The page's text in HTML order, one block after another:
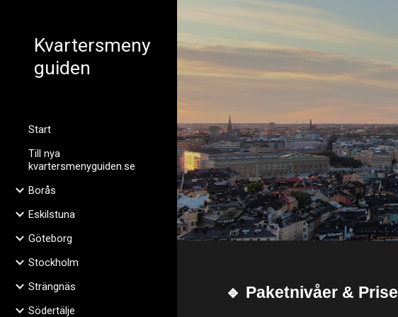
Skip to main content
Kvartersmeny
guiden
Start
Till nya
kvartersmenyguiden.se
Borås
Eskilstuna
Göteborg
Stockholm
Strängnäs
Södertälje
🔹 Paketnivåer &